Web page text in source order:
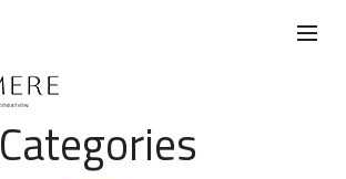
Categories